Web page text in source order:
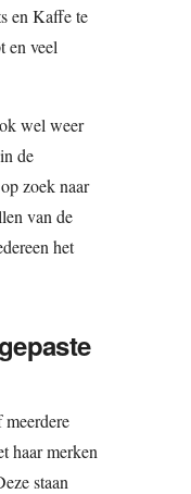
en Kaffe te
en veel
wel weer
de
zoek naar
van de
het
haar merken
staan